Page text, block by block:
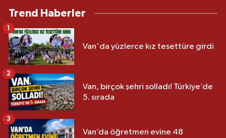
Trend Haberler
Van'da yüzlerce kız tesettüre girdi
1
Van, birçok şehri solladı! Türkiye’de
5. sırada
2
Van’da öğretmen evine 48
3